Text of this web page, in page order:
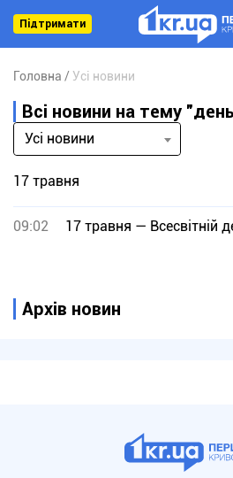
Підтримати
Головна Усі новини
Всі новини на тему
Усі новини
17 травня
09:02 17 травня — Всесвітній
Архів новин